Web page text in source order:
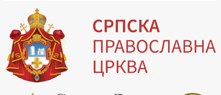
19.03 Атлас памћења
19.30 Вечерње молитве
20.00 Вести из Цркве
20.15 Реч архијереја
20.30 Млади у Цркви